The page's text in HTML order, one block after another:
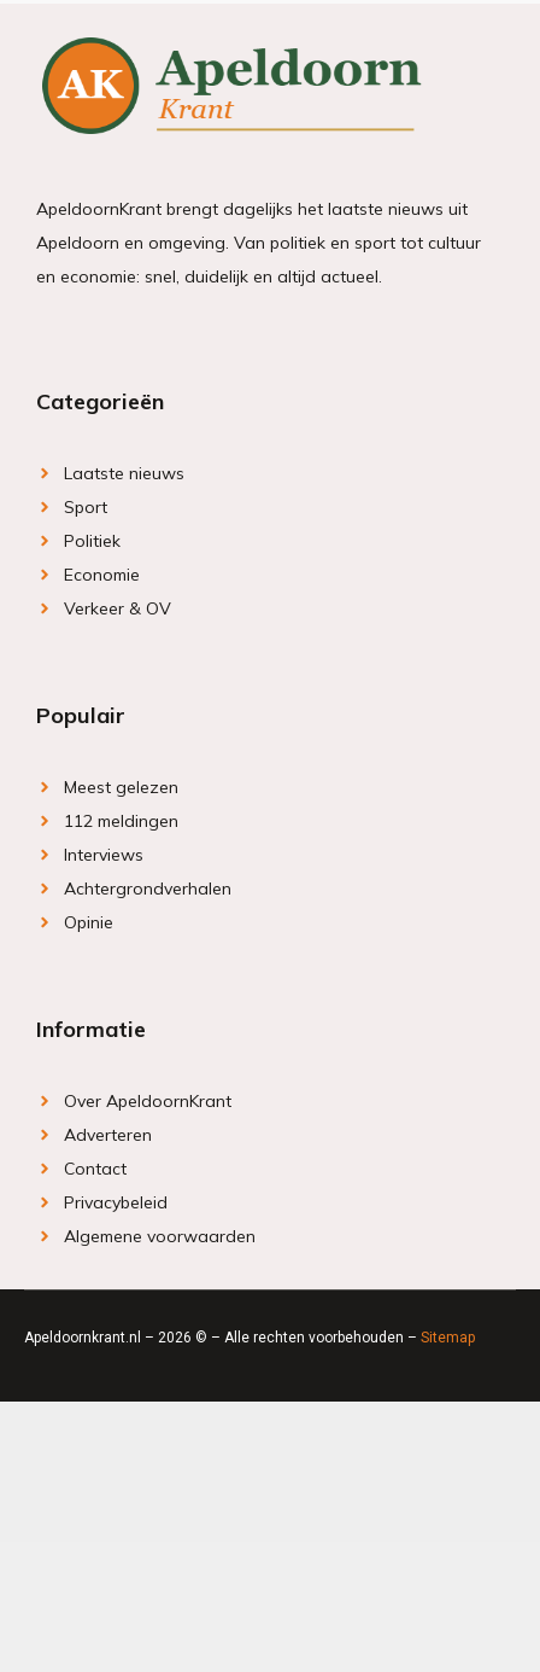
ApeldoornKrant brengt dagelijks het laatste nieuws uit
Apeldoorn en omgeving. Van politiek en sport tot cultuur
en economie: snel, duidelijk en altijd actueel.
Categorieën
Laatste nieuws
Sport
Politiek
Economie
Verkeer & OV
Populair
Meest gelezen
112 meldingen
Interviews
Achtergrondverhalen
Opinie
Informatie
Over ApeldoornKrant
Adverteren
Contact
Privacybeleid
Algemene voorwaarden
Apeldoornkrant.nl – 2026 © – Alle rechten voorbehouden – Sitemap